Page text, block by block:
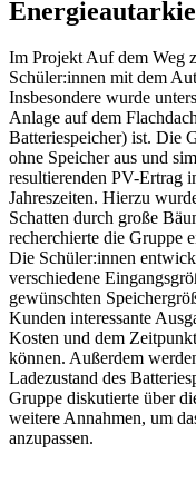
Energieautarkie
Im Projekt Auf dem Weg
Schüler:innen mit dem
Insbesondere wurde
Anlage auf dem
Batteriespeicher) ist. Die
ohne Speicher aus und
resultierenden PV-Ertrag
Jahreszeiten. Hierzu
Schatten durch große
recherchierte die Gruppe
Die Schüler:innen
verschiedene
gewünschten
Kunden interessante
Kosten und dem
können. Außerdem
Ladezustand des
Gruppe diskutierte über
weitere Annahmen, um
anzupassen.